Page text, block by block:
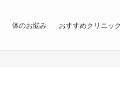
体のお悩み おすすめクリニック